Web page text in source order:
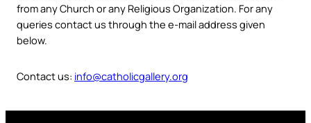
from any Church or any Religious Organization. For any
queries contact us through the e-mail address given
below.
Contact us: info@catholicgallery.org